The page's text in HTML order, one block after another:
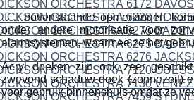
……bovenstaande opmerkingen
onder andere motorisatie voor
alarmsystemen, waarmee ze het
Acryl doeken zijn ook zeer
zwevend schaduw doek (zonnezeil)
voor gebruik binnenshuis omdat ze